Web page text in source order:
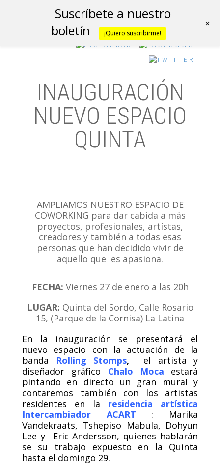
INAUGURACIÓN
NUEVO ESPACIO
QUINTA
AMPLIAMOS NUESTRO ESPACIO DE
COWORKING para dar cabida a más
proyectos, profesionales, artístas,
creadores y también a todas esas
personas que han decidido vivir de
aquello que les apasiona.
FECHA: Viernes 27 de enero a las 20h
LUGAR: Quinta del Sordo, Calle Rosario
15, (Parque de la Cornisa) La Latina
En la inauguración se presentará el
nuevo espacio con la actuación de la
banda
Rolling Stomps,
el artista y
diseñador gráfico Chalo Moca
estará
pintando en directo un gran mural y
contaremos también con los artistas
residentes en la residencia artística
Intercambiador ACART
: Marika
Vandekraats, Tshepiso Mabula, Dohyun
Lee y
Eric Andersson, quienes hablarán
se su trabajo expuesto en la Quinta
hasta el domingo 29.
Suscríbete a nuestro
boletín
¡Quiero suscribirme!
+